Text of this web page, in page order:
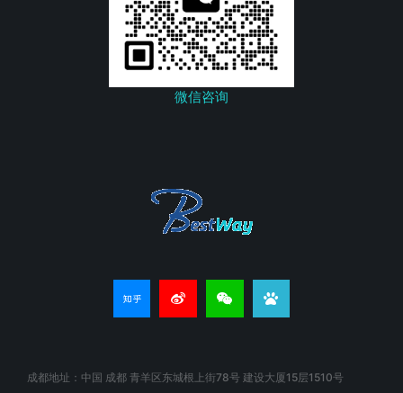
微信咨询
成都地址：中国 成都 青羊区东城根上街78号 建设大厦15层1510号